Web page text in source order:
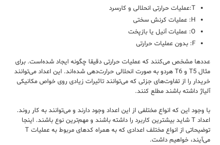
T:عملیات حرارتی انحلالی و کارسرد
H: عملیات کرنش سختی
O: عملیات آنیل یا بازپخت
F: بدون عملیات حرارتی
عددها مشخص می‌کنند که عملیات حرارتی دقیقا چگونه ایجاد شده‌است. برای
مثال T5 و T6 هردو به صورت انحلالی حرارت‌دهی شده‌اند. این اعداد می‌توانند
خریدار را از تفاوت‌های جزئی که می‌توانند تاثیرات زیادی روی خواص مکانیکی
آلیاژ داشته باشند مطلع کنند.
با وجود این که انواع مختلفی از این اعداد وجود دارند و می‌توانند به کار روند.
اعداد T شاید بیشترین کاربرد را داشته باشند و مهم‌ترین نوع باشند. اینجا
توضیحاتی از انواع مختلف اعدادی که به همراه کدهای مربوط به عملیات T
می‌آیند، خواهیم داشت.